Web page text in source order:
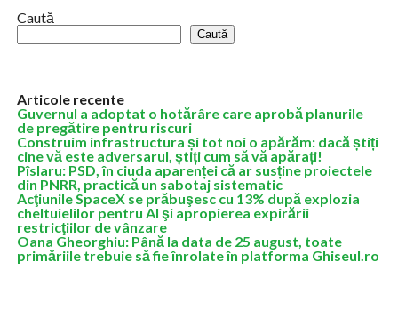
Caută
Caută
Articole recente
Guvernul a adoptat o hotărâre care aprobă planurile
de pregătire pentru riscuri
Construim infrastructura și tot noi o apărăm: dacă știți
cine vă este adversarul, știți cum să vă apărați!
Pîslaru: PSD, în ciuda aparenței că ar susține proiectele
din PNRR, practică un sabotaj sistematic
Acţiunile SpaceX se prăbuşesc cu 13% după explozia
cheltuielilor pentru AI şi apropierea expirării
restricţiilor de vânzare
Oana Gheorghiu: Până la data de 25 august, toate
primăriile trebuie să fie înrolate în platforma Ghiseul.ro